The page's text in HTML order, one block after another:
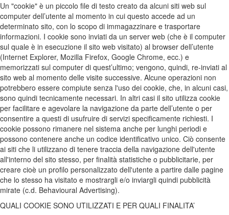
Un "cookie" è un piccolo file di testo creato da alcuni siti web sul
computer dell’utente al momento in cui questo accede ad un
determinato sito, con lo scopo di immagazzinare e trasportare
informazioni. I cookie sono inviati da un server web (che è il computer
sul quale è in esecuzione il sito web visitato) al browser dell’utente
(Internet Explorer, Mozilla Firefox, Google Chrome, ecc.) e
memorizzati sul computer di quest’ultimo; vengono, quindi, re-inviati al
sito web al momento delle visite successive. Alcune operazioni non
potrebbero essere compiute senza l'uso dei cookie, che, in alcuni casi,
sono quindi tecnicamente necessari. In altri casi il sito utilizza cookie
per facilitare e agevolare la navigazione da parte dell’utente o per
consentire a questi di usufruire di servizi specificamente richiesti. I
cookie possono rimanere nel sistema anche per lunghi periodi e
possono contenere anche un codice identificativo unico. Ciò consente
ai siti che li utilizzano di tenere traccia della navigazione dell'utente
all'interno del sito stesso, per finalità statistiche o pubblicitarie, per
creare cioè un profilo personalizzato dell'utente a partire dalle pagine
che lo stesso ha visitato e mostrargli e/o inviargli quindi pubblicità
mirate (c.d. Behavioural Advertising).
QUALI COOKIE SONO UTILIZZATI E PER QUALI FINALITA’